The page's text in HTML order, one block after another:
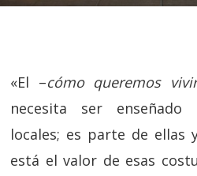
«El –cómo queremos
necesita ser enseñado
locales; es parte de ellas
está el valor de esas